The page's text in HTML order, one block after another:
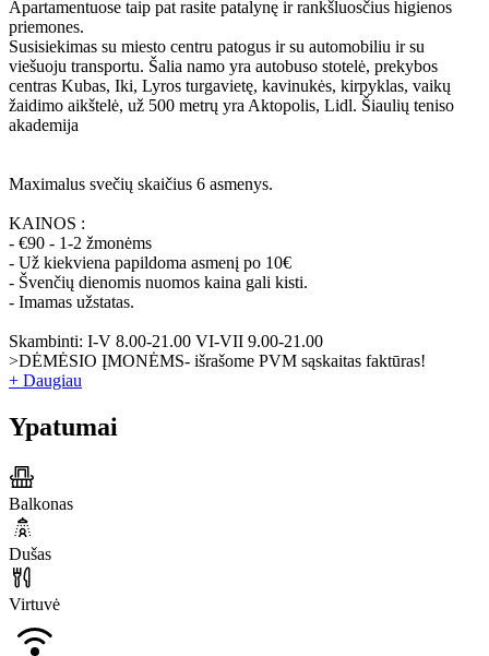
Apartamentuose taip pat rasite patalynę ir rankšluosčius higienos
priemones.
Susisiekimas su miesto centru patogus ir su automobiliu ir su
viešuoju transportu. Šalia namo yra autobuso stotelė, prekybos
centras Kubas, Iki, Lyros turgavietę, kavinukės, kirpyklas, vaikų
žaidimo aikštelė, už 500 metrų yra Aktopolis, Lidl. Šiaulių teniso
akademija
Maximalus svečių skaičius 6 asmenys.
KAINOS :
- €90 - 1-2 žmonėms
- Už kiekviena papildoma asmenį po 10€
- Švenčių dienomis nuomos kaina gali kisti.
- Imamas užstatas.
Skambinti: I-V 8.00-21.00 VI-VII 9.00-21.00
>DĖMĖSIO ĮMONĖMS- išrašome PVM sąskaitas faktūras!
+ Daugiau
Ypatumai
Balkonas
Dušas
Virtuvė